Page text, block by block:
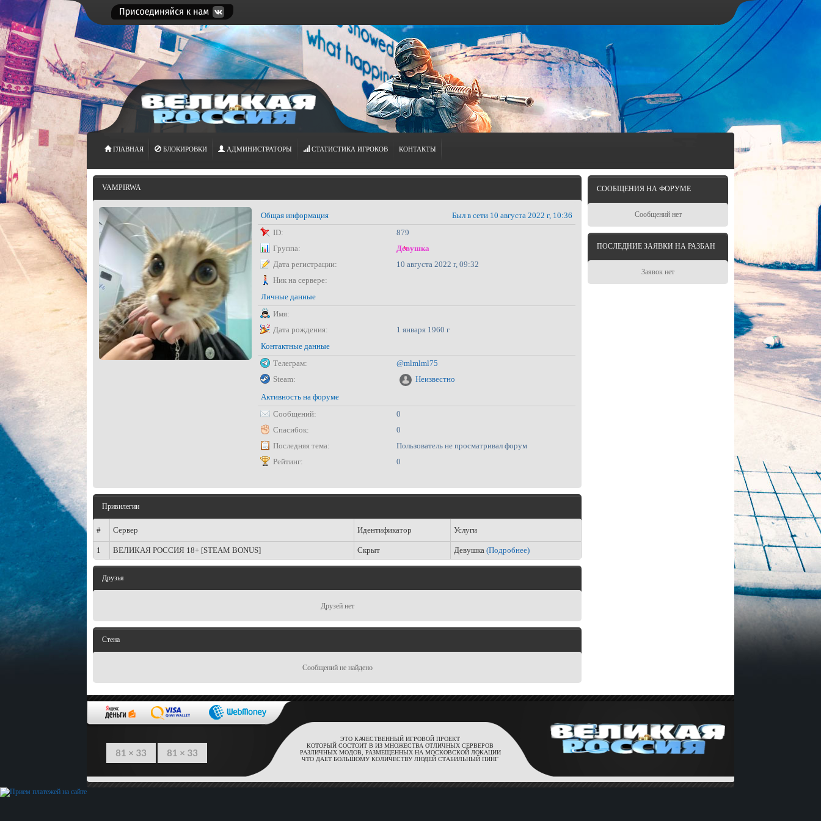
ГЛАВНАЯ БЛОКИРОВКИ АДМИНИСТРАТОРЫ СТАТИСТИКА ИГРОКОВ КОНТАКТЫ
VAMPIRWA
Общая информация
Был в сети 10 августа 2022 г, 10:36
ID:
879
Группа:
Девушка
Дата регистрации:
10 августа 2022 г, 09:32
Ник на сервере:
Личные данные
Имя:
Дата рождения:
1 января 1960 г
Контактные данные
Телеграм:
@mlmlml75
Steam:
Неизвестно
Активность на форуме
Сообщений:
0
Спасибок:
0
Последняя тема:
Пользователь не просматривал форум
Рейтинг:
0
Привилегии
# Сервер Идентификатор Услуги
1 ВЕЛИКАЯ РОССИЯ 18+ [STEAM BONUS] Скрыт Девушка (Подробнее)
Друзья
Друзей нет
Стена
Сообщений не найдено
СООБЩЕНИЯ НА ФОРУМЕ
Сообщений нет
ПОСЛЕДНИЕ ЗАЯВКИ НА РАЗБАН
Заявок нет
ЭТО КАЧЕСТВЕННЫЙ ИГРОВОЙ ПРОЕКТ
КОТОРЫЙ СОСТОИТ В ИЗ МНОЖЕСТВА ОТЛИЧНЫХ СЕРВЕРОВ
РАЗЛИЧНЫХ МОДОВ, РАЗМЕЩЕННЫХ НА МОСКОВСКОЙ ЛОКАЦИИ
ЧТО ДАЕТ БОЛЬШОМУ КОЛИЧЕСТВУ ЛЮДЕЙ СТАБИЛЬНЫЙ ПИНГ